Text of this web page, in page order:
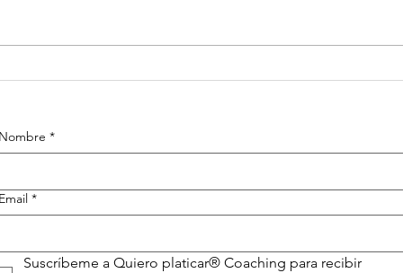
Frases Quiero
Nombre *
Email *
Suscríbeme a Quiero platicar® Coaching para recibir